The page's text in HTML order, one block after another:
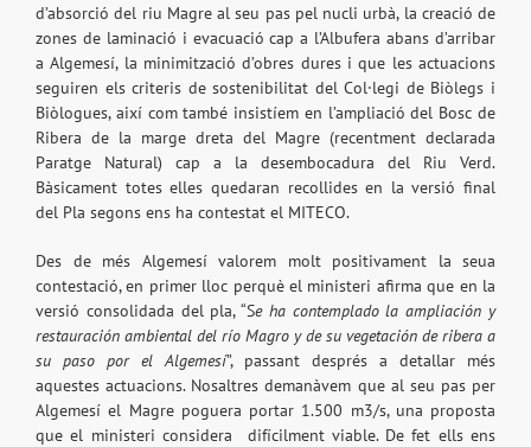
d’absorció del riu Magre al seu pas pel nucli urbà, la creació de
zones de laminació i evacuació cap a l’Albufera abans d’arribar
a Algemesí, la minimització d’obres dures i que les actuacions
seguiren els criteris de sostenibilitat del Col·legi de Biòlegs i
Biòlogues, així com també insistíem en l’ampliació del Bosc de
Ribera de la marge dreta del Magre (recentment declarada
Paratge Natural) cap a la desembocadura del Riu Verd.
Bàsicament totes elles quedaran recollides en la versió final
del Pla segons ens ha contestat el MITECO.
Des de més Algemesí valorem molt positivament la seua
contestació, en primer lloc perquè el ministeri afirma que en la
versió consolidada del pla, “Se ha contemplado la ampliación y
restauración ambiental del río Magro y de su vegetación de ribera a
su paso por el Algemesí”, passant després a detallar més
aquestes actuacions. Nosaltres demanàvem que al seu pas per
Algemesí el Magre poguera portar 1.500 m3/s, una proposta
que el ministeri considera
difícilment viable. De fet ells ens